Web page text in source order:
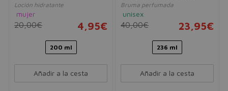
Loción hidratante
mujer
20,00€ 4,95€
200 ml
Añadir a la cesta
Bruma perfumada
unisex
40,00€ 23,95€
236 ml
Añadir a la cesta